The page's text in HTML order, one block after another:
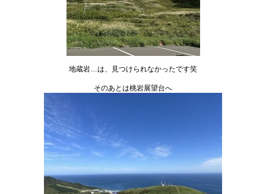
地蔵岩…は、見つけられなかったです笑
そのあとは桃岩展望台へ